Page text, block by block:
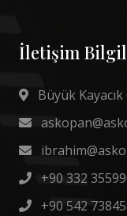
İletişim
Büyük Kayacık
+90 332
+90 542